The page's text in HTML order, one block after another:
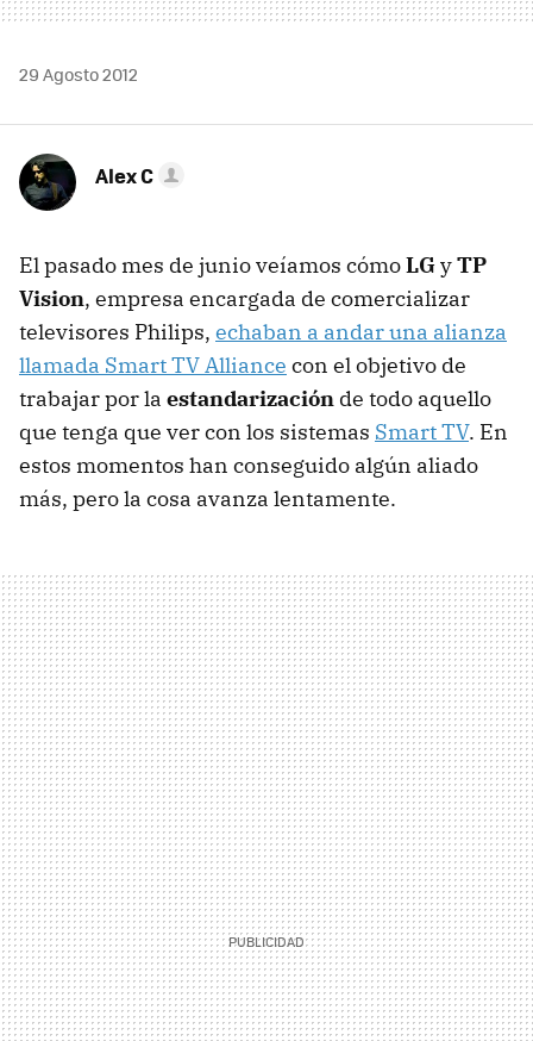
29 Agosto 2012
Alex C
El pasado mes de junio veíamos cómoLGyTP
Vision, empresa encargada de comercializar
televisores Philips, echaban a andar una alianza
llamada Smart TV Alliance con el objetivo de
trabajar por la estandarización de todo aquello
que tenga que ver con los sistemas Smart TV. En
estos momentos han conseguido algún aliado
más, pero la cosa avanza lentamente.